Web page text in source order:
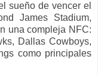
sueño de vencer el
James Stadium,
una compleja NFC:
Dallas Cowboys,
como principales